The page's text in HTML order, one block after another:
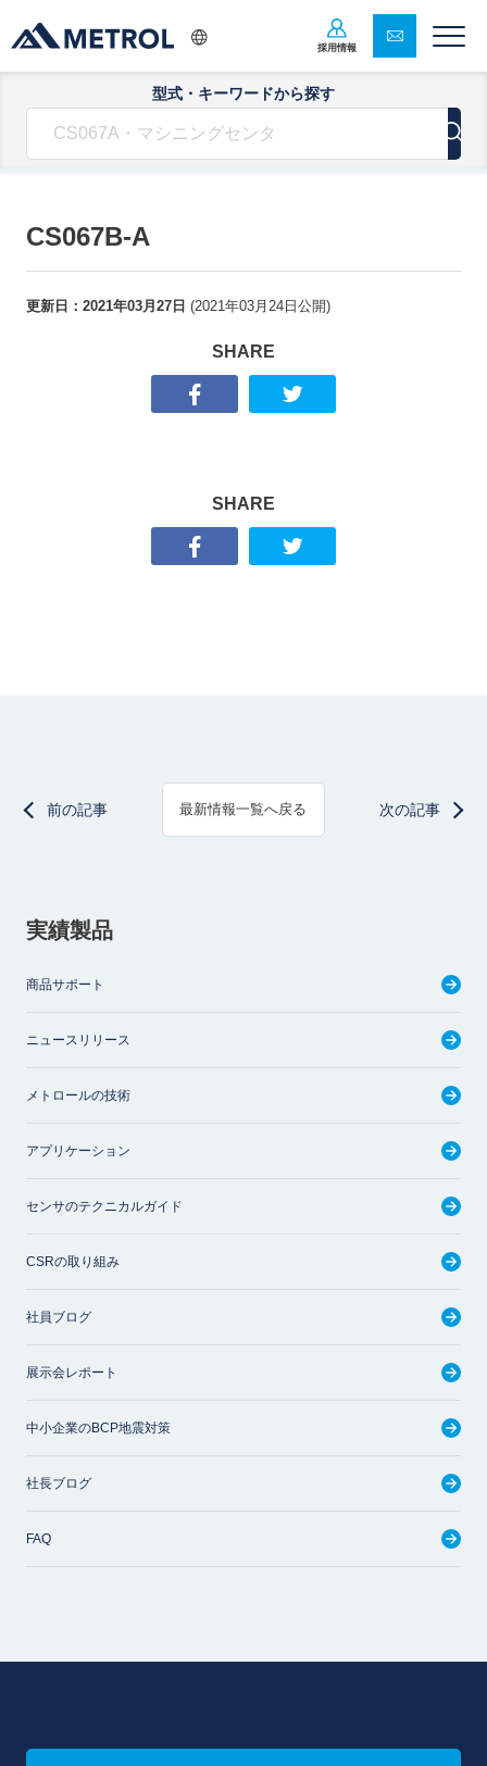
採用情報
型式・キーワードから探す
CS067B-A
更新日： 2021年03月27日 (2021年03月24日 公開)
SHARE
SHARE
前の記事 最新情報一覧へ戻る 次の記事
実績製品
商品サポート
ニュースリリース
メトロールの技術
アプリケーション
センサのテクニカルガイド
CSRの取り組み
社員ブログ
展示会レポート
中小企業のBCP地震対策
社長ブログ
FAQ